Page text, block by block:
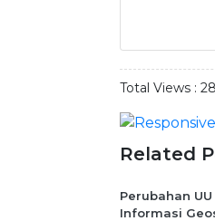
Total Views :
Related
Perubahan
Informasi